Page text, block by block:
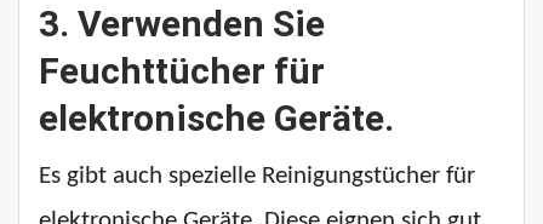
3. Verwenden Sie
Feuchttücher für
elektronische Geräte.
Es gibt auch spezielle Reinigungstücher für